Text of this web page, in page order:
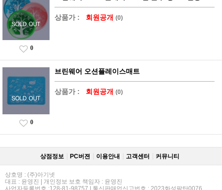
상품가 : 회원공개 (0)
0
브린웨어 오션플레이스매트
상품가 : 회원공개 (0)
0
상점정보 PC버젼 이용안내 고객센터 커뮤니티
상호명 : (주)아기넷
대표 : 윤영진 | 개인정보 보호 책임자 : 윤영진
사업자등록번호 :128-81-98757 | 통신판매업신고번호 : 2023화성팔탄0076